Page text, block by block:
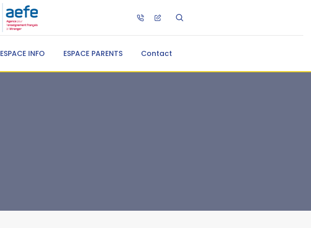
ESPACE INFO ESPACE PARENTS Contact